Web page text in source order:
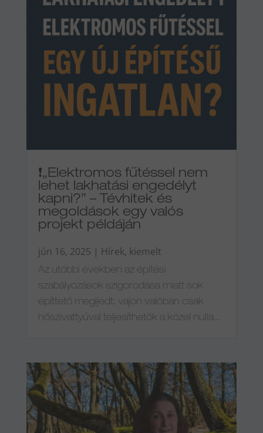
❗„Elektromos fűtéssel nem
lehet lakhatási engedélyt
kapni?” – Tévhitek és
megoldások egy valós
projekt példáján
jún 16, 2025 | Hírek, kiemelt
Az utóbbi években az építési
szabályozások szigorodása miatt sok
építtető megijedt: vajon valóban csak
hőszivattyúval teljesíthetők a közel nulla...